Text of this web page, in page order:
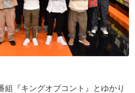
組『キングオブコント』とゆかり